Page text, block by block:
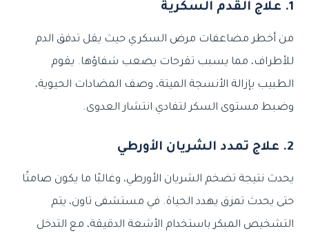
1. علاج القدم السكرية
من أخطر مضاعفات مرض السكري حيث يقل تدفق الدم
للأطراف، مما يسبب تقرحات يصعب شفاؤها. يقوم
الطبيب بإزالة الأنسجة الميتة، وصف المضادات الحيوية،
وضبط مستوى السكر لتفادي انتشار العدوى.
2. علاج تمدد الشريان الأورطي
يحدث نتيجة تضخم الشريان الأورطي، وغالبًا ما يكون صامتًا
حتى يحدث تمزق يهدد الحياة. في مستشفى تاون، يتم
التشخيص المبكر باستخدام الأشعة الدقيقة، مع التدخل